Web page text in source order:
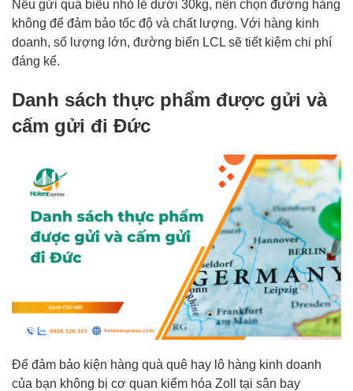
Nếu gửi quà biếu nhỏ lẻ dưới 30kg, nên chọn đường hàng
không để đảm bảo tốc độ và chất lượng. Với hàng kinh
doanh, số lượng lớn, đường biển LCL sẽ tiết kiệm chi phí
đáng kể.
Danh sách thực phẩm được gửi và
cấm gửi đi Đức
Để đảm bảo kiện hàng quà quê hay lô hàng kinh doanh
của bạn không bị cơ quan kiểm hóa Zoll tại sân bay